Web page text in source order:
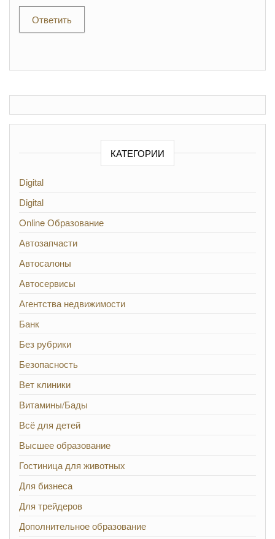
Ответить
КАТЕГОРИИ
Digital
Digital
Online Образование
Автозапчасти
Автосалоны
Автосервисы
Агентства недвижимости
Банк
Без рубрики
Безопасность
Вет клиники
Витамины/Бады
Всё для детей
Высшее образование
Гостиница для животных
Для бизнеса
Для трейдеров
Дополнительное образование